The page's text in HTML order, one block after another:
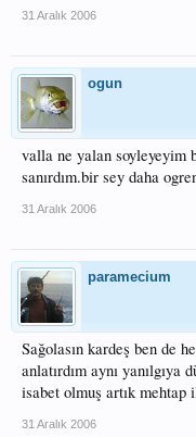
31 Aralık 2006
ogun
valla ne yalan soyleyeyim
sanırdım.bir sey daha
31 Aralık 2006
paramecium
Sağolasın kardeş ben de
anlatırdım aynı
isabet olmuş artık mehtap
31 Aralık 2006